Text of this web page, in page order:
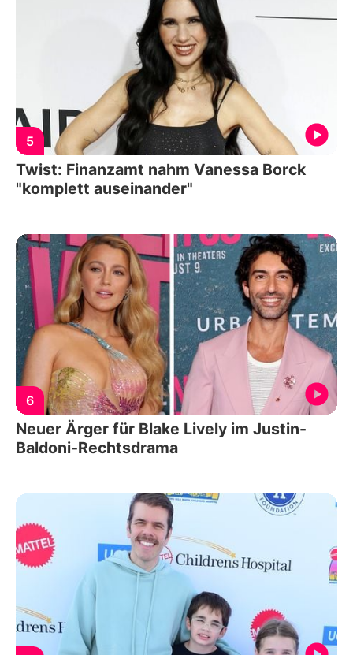
5
Twist: Finanzamt nahm Vanessa Borck
"komplett auseinander"
6
Neuer Ärger für Blake Lively im Justin-
Baldoni-Rechtsdrama